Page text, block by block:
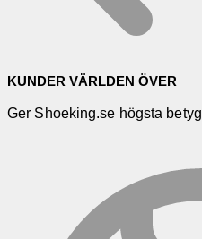
KUNDER VÄRLDEN ÖVER
Ger Shoeking.se högsta betyg